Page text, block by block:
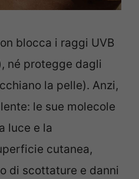
blocca i raggi UVB
né protegge dagli
la pelle). Anzi,
le sue molecole
luce e la
cutanea,
di scottature e danni